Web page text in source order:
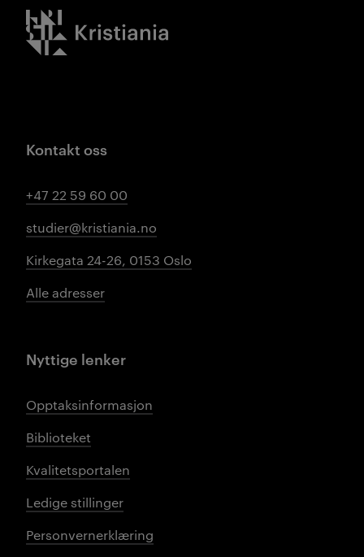
Kristiania logo
Kontakt oss
+47 22 59 60 00
studier@kristiania.no
Kirkegata 24-26, 0153 Oslo
Alle adresser
Nyttige lenker
Opptaksinformasjon
Biblioteket
Kvalitetsportalen
Ledige stillinger
Personvernerklæring